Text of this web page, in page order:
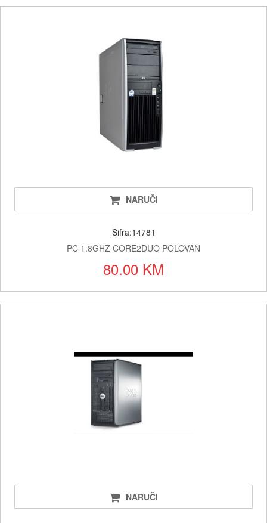
NARUČI
Šifra:14781
PC 1.8GHZ CORE2DUO POLOVAN
80.00 KM
NARUČI